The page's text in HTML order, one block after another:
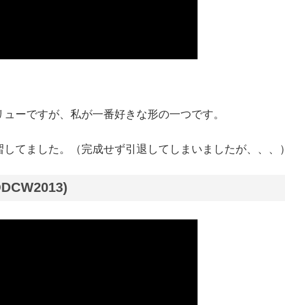
ーですが、私が一番好きな形の一つです。
てました。（完成せず引退してしまいましたが、、、）